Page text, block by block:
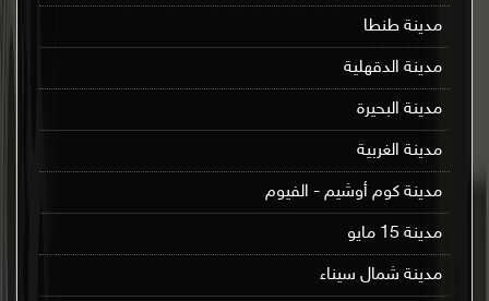
مدينة طنطا
مدينة الدقهلية
مدينة البحيرة
مدينة الغربية
مدينة كوم أوشيم - الفيوم
مدينة 15 مايو
مدينة شمال سيناء